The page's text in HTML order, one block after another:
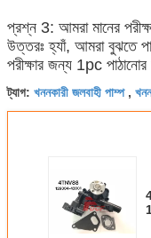
প্রশ্ন 3: আমরা মানের
উত্তরঃ হ্যাঁ, আমরা বুঝতে
পরীক্ষার জন্য 1pc
ট্যাগ: খননকারী জলবাহী পাম্প,